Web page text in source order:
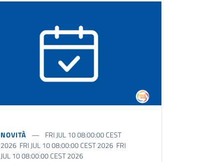
NOVITÀ
FRI JUL 10 08:00:00 CEST
2026 FRI JUL 10 08:00:00 CEST 2026 FRI
JUL 10 08:00:00 CEST 2026